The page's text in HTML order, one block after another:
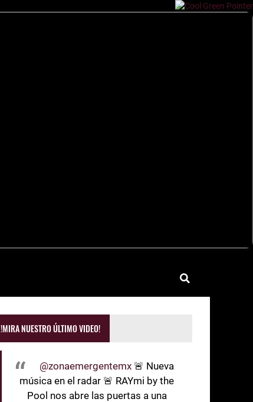
!MIRA NUESTRO ÚLTIMO VIDEO!
@zonaemergentemx 🚨 Nueva
música en el radar 🚨 RAYmi by the
Pool nos abre las puertas a una